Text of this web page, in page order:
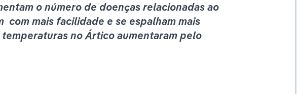
o número de doenças relacionadas ao
com mais facilidade e se espalham mais
no Ártico aumentaram pelo